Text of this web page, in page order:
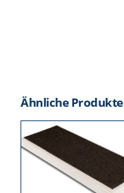
Ähnliche Produkte